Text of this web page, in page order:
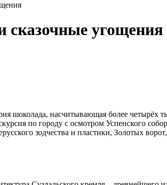
сказочные угощения
шоколада, насчитывающая более четырёх
по городу с осмотром Успенского
зодчества и пластики, Золотых